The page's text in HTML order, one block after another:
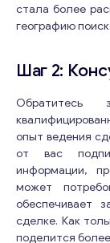
стала более
географию
Шаг 2:
опыт ведения
от вас
информации,
может
обеспечивает
сделке. Как
поделится